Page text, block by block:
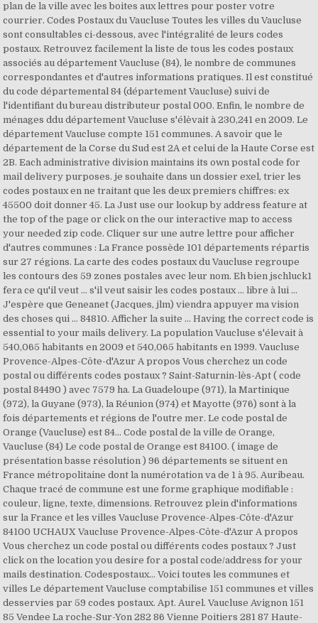
plan de la ville avec les boites aux lettres pour poster votre
courrier. Codes Postaux du Vaucluse Toutes les villes du Vaucluse
sont consultables ci-dessous, avec l'intégralité de leurs codes
postaux. Retrouvez facilement la liste de tous les codes postaux
associés au département Vaucluse (84), le nombre de communes
correspondantes et d'autres informations pratiques. Il est constitué
du code départemental 84 (département Vaucluse) suivi de
l'identifiant du bureau distributeur postal 000. Enfin, le nombre de
ménages ddu département Vaucluse s'élèvait à 230,241 en 2009. Le
département Vaucluse compte 151 communes. A savoir que le
département de la Corse du Sud est 2A et celui de la Haute Corse est
2B. Each administrative division maintains its own postal code for
mail delivery purposes. je souhaite dans un dossier exel, trier les
codes postaux en ne traitant que les deux premiers chiffres: ex
45500 doit donner 45. La Just use our lookup by address feature at
the top of the page or click on the our interactive map to access
your needed zip code. Cliquer sur une autre lettre pour afficher
d'autres communes : La France possède 101 départements répartis
sur 27 régions. La carte des codes postaux du Vaucluse regroupe
les contours des 59 zones postales avec leur nom. Eh bien jschluck1
fera ce qu'il veut ... s'il veut saisir les codes postaux ... libre à lui ...
J'espère que Geneanet (Jacques, jlm) viendra appuyer ma vision
des choses qui … 84810. Afficher la suite … Having the correct code is
essential to your mails delivery. La population Vaucluse s'élevait à
540,065 habitants en 2009 et 540,065 habitants en 1999. Vaucluse
Provence-Alpes-Côte-d'Azur A propos Vous cherchez un code
postal ou différents codes postaux ? Saint-Saturnin-lès-Apt ( code
postal 84490 ) avec 7579 ha. La Guadeloupe (971), la Martinique
(972), la Guyane (973), la Réunion (974) et Mayotte (976) sont à la
fois départements et régions de l'outre mer. Le code postal de
Orange (Vaucluse) est 84... Code postal de la ville de Orange,
Vaucluse (84) Le code postal de Orange est 84100. ( image de
présentation basse résolution ) 96 départements se situent en
France métropolitaine dont la numérotation va de 1 à 95. Auribeau.
Chaque tracé de commune est une forme graphique modifiable :
couleur, ligne, texte, dimensions. Retrouvez plein d'informations
sur la France et les villes Vaucluse Provence-Alpes-Côte-d'Azur
84100 UCHAUX Vaucluse Provence-Alpes-Côte-d'Azur A propos
Vous cherchez un code postal ou différents codes postaux ? Just
click on the location you desire for a postal code/address for your
mails destination. Codespostaux… Voici toutes les communes et
villes Le département Vaucluse comptabilise 151 communes et villes
desservies par 59 codes postaux. Apt. Aurel. Vaucluse Avignon 151
85 Vendee La roche-Sur-Yon 282 86 Vienne Poitiers 281 87 Haute-